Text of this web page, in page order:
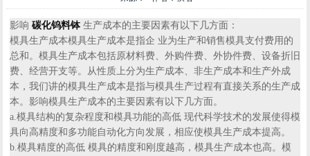
影响 碳化钨料钵 生产成本的主要因素有以下几方面：
模具生产成本模具生产成本是指企 业为生产和销售模具支付费用的
总和。模具生产成本包括原材料费、外购件费、外协件费、设备折旧
费、经营开支等。从性质上分为生产成本、非生产成本和生产外成
本，我们讲的模具生产成本是指与模具生产过程有直接关系的生产成
本。影响模具生产成本的主要因素有以下几方面。
a.模具结构的复杂程度和模具功能的高低 现代科学技术的发展使得模
具向高精度和多功能自动化方向发展，相应使模具生产成本提高。
b.模具精度的高低 模具的精度和刚度越高，模具生产成本也高。模